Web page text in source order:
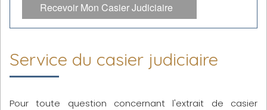
Recevoir Mon Casier Judiciaire
Service du casier judiciaire
Pour toute question concernant l'extrait de casier